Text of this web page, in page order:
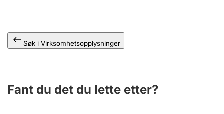
Søk i Virksomhetsopplysninger
Fant du det du lette etter?